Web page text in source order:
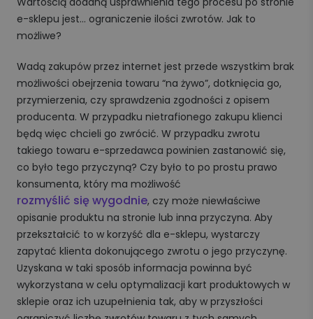
e-sklepu jest… ograniczenie ilości zwrotów. Jak to
możliwe?
Wadą zakupów przez internet jest przede wszystkim brak
możliwości obejrzenia towaru “na żywo”, dotknięcia go,
przymierzenia, czy sprawdzenia zgodności z opisem
producenta. W przypadku nietrafionego zakupu klienci
będą więc chcieli go zwrócić. W przypadku zwrotu
takiego towaru e-sprzedawca powinien zastanowić się,
co było tego przyczyną? Czy było to po prostu prawo
konsumenta, który ma możliwość
rozmyślić się wygodnie, czy może niewłaściwe
opisanie produktu na stronie lub inna przyczyna. Aby
przekształcić to w korzyść dla e-sklepu, wystarczy
zapytać klienta dokonującego zwrotu o jego przyczynę.
Uzyskana w taki sposób informacja powinna być
wykorzystana w celu optymalizacji kart produktowych w
sklepie oraz ich uzupełnienia tak, aby w przyszłości